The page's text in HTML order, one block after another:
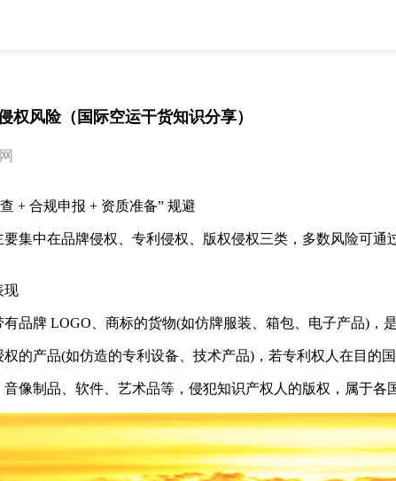
权风险（国际空运干货知识分享）
+ 合规申报 + 资质准备” 规避
中在品牌侵权、专利侵权、版权侵权三类，多数风险可通
现
牌 LOGO、商标的货物(如仿牌服装、箱包、电子产品)，
产品(如仿造的专利设备、技术产品)，若专利权人在目的国
制品、软件、艺术品等，侵犯知识产权人的版权，属于各